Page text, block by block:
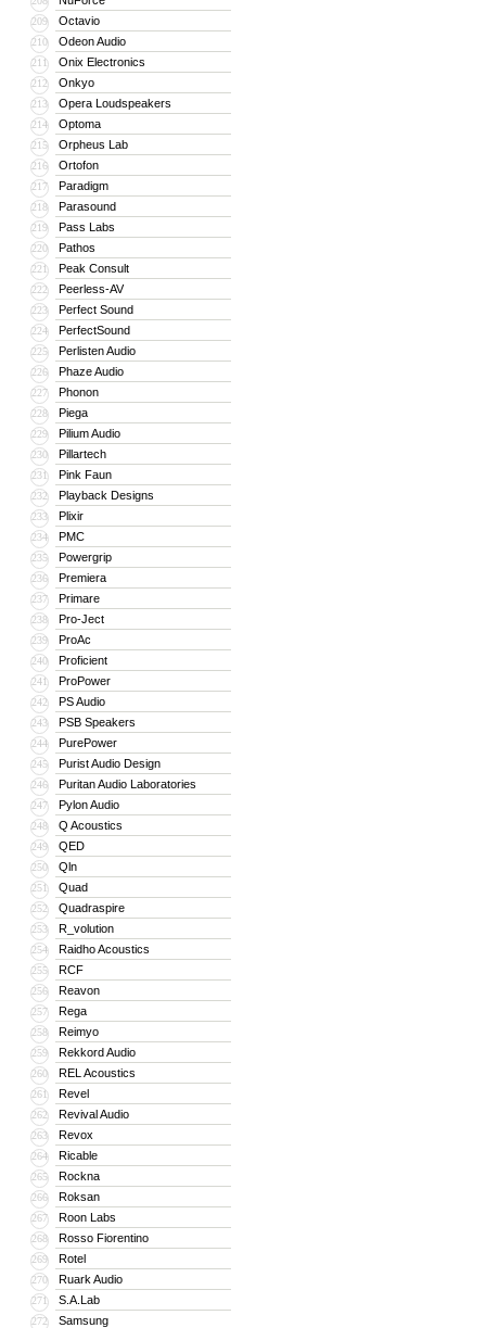
209 Octavio
210 Odeon Audio
211 Onix Electronics
212 Onkyo
213 Opera Loudspeakers
214 Optoma
215 Orpheus Lab
216 Ortofon
217 Paradigm
218 Parasound
219 Pass Labs
220 Pathos
221 Peak Consult
222 Peerless-AV
223 Perfect Sound
224 PerfectSound
225 Perlisten Audio
226 Phaze Audio
227 Phonon
228 Piega
229 Pilium Audio
230 Pillartech
231 Pink Faun
232 Playback Designs
233 Plixir
234 PMC
235 Powergrip
236 Premiera
237 Primare
238 Pro-Ject
239 ProAc
240 Proficient
241 ProPower
242 PS Audio
243 PSB Speakers
244 PurePower
245 Purist Audio Design
246 Puritan Audio Laboratories
247 Pylon Audio
248 Q Acoustics
249 QED
250 Qln
251 Quad
252 Quadraspire
253 R_volution
254 Raidho Acoustics
255 RCF
256 Reavon
257 Rega
258 Reimyo
259 Rekkord Audio
260 REL Acoustics
261 Revel
262 Revival Audio
263 Revox
264 Ricable
265 Rockna
266 Roksan
267 Roon Labs
268 Rosso Fiorentino
269 Rotel
270 Ruark Audio
271 S.A.Lab
272 Samsung